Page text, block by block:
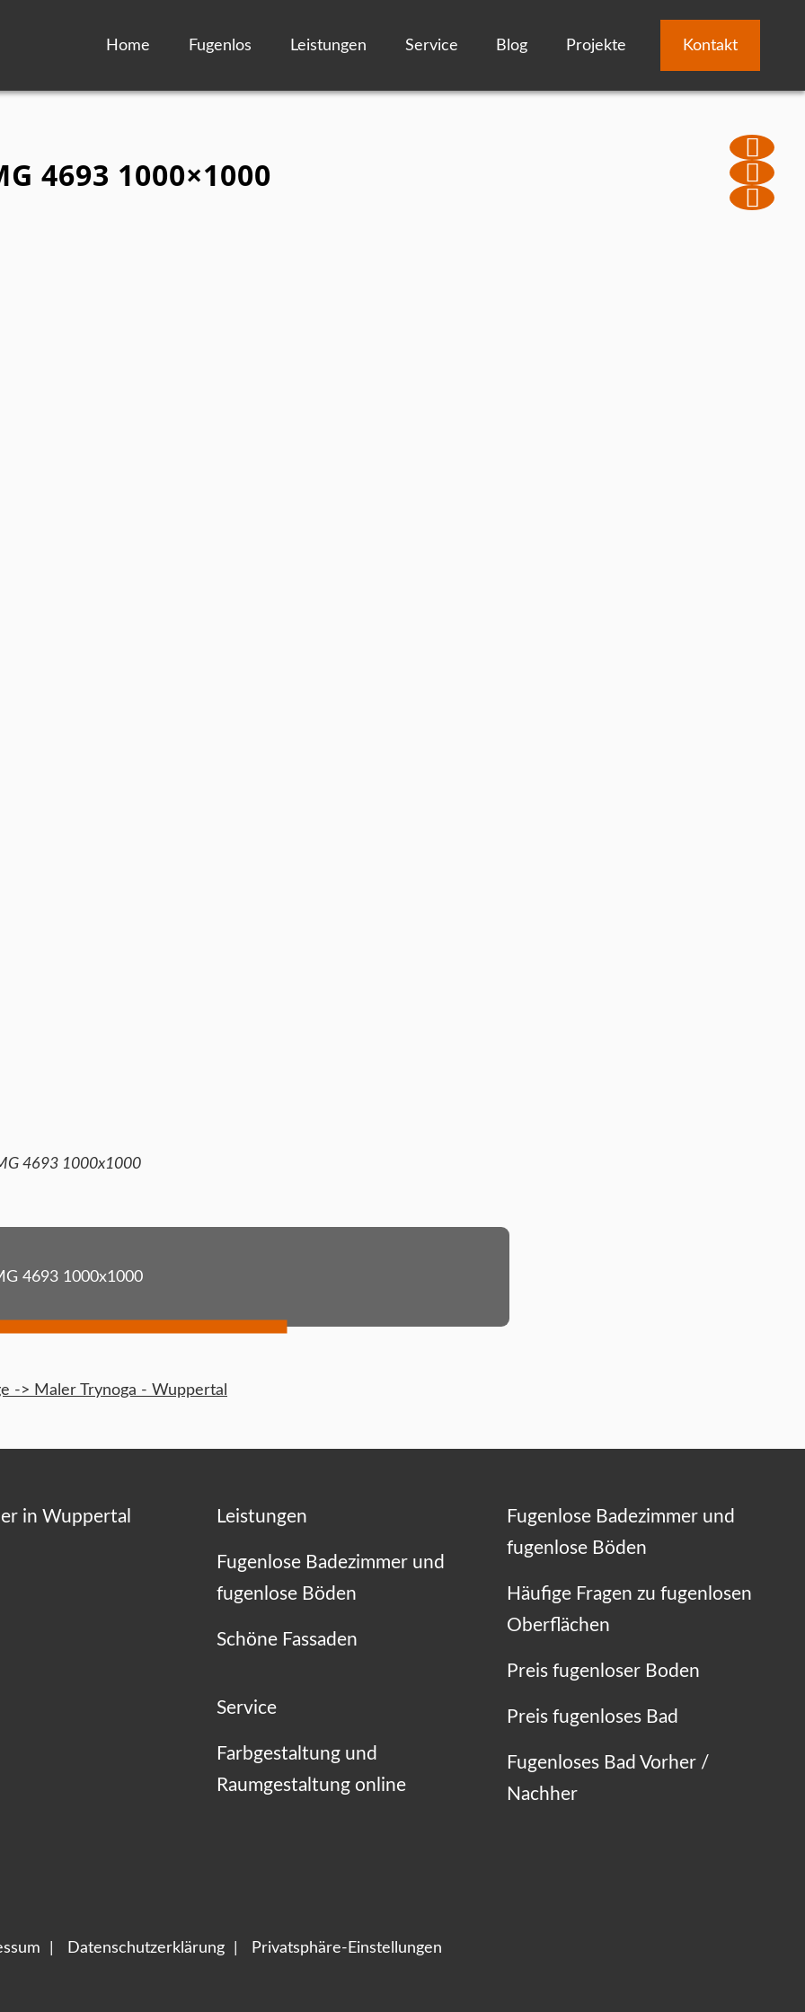
Home Fugenlos Leistungen Service Blog Projekte Kontakt
4693 1000×1000
4693 1000x1000
4693 1000x1000
-> Maler Trynoga - Wuppertal
in Wuppertal Leistungen
Fugenlose Badezimmer und
fugenlose Böden
Schöne Fassaden
Service
Farbgestaltung und
Raumgestaltung online
Fugenlose Badezimmer und
fugenlose Böden
Häufige Fragen zu fugenlosen
Oberflächen
Preis fugenloser Boden
Preis fugenloses Bad
Fugenloses Bad Vorher /
Nachher
Datenschutzerklärung Privatsphäre-Einstellungen